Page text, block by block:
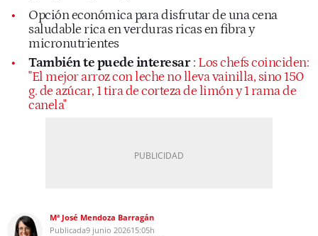
Opción económica para disfrutar de una cena
saludable rica en verduras ricas en fibra y
micronutrientes
También te puede interesar : Los chefs coinciden:
"El mejor arroz con leche no lleva vainilla, sino 150
g. de azúcar, 1 tira de corteza de limón y 1 rama de
canela"
Mª José Mendoza Barragán
Publicada9 junio 202615:05h